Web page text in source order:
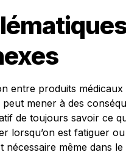
entre produits médicaux
mener à des
de toujours savoir ce
lorsqu’on est fatiguer
nécessaire même dans